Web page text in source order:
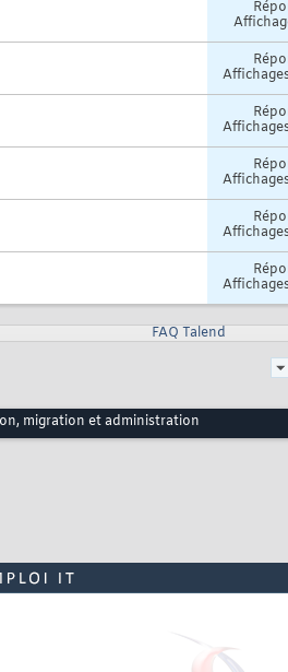
FAQ Talend
migration et administration